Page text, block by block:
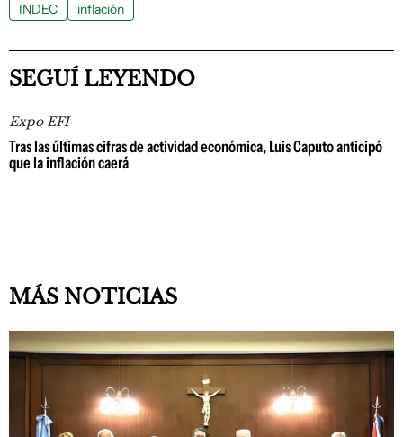
INDEC inflación
SEGUÍ LEYENDO
Expo EFI
Tras las últimas cifras de actividad económica, Luis Caputo anticipó
que la inflación caerá
MÁS NOTICIAS